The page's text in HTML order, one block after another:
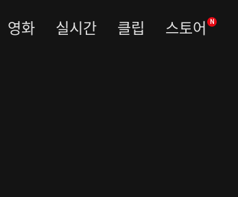
영화 실시간 클립 스토어 N